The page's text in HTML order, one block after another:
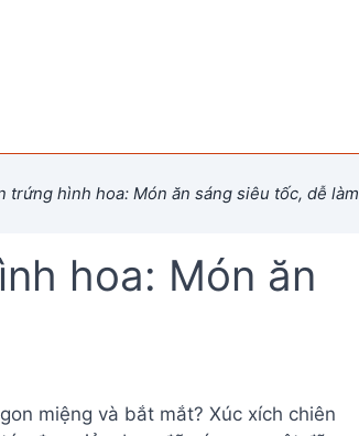
trứng hình hoa: Món ăn sáng siêu tốc, dễ làm
hoa: Món ăn
miệng và bắt mắt? Xúc xích chiên